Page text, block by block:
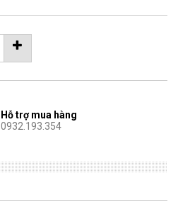
Hỗ trợ mua hàng
0932.193.354